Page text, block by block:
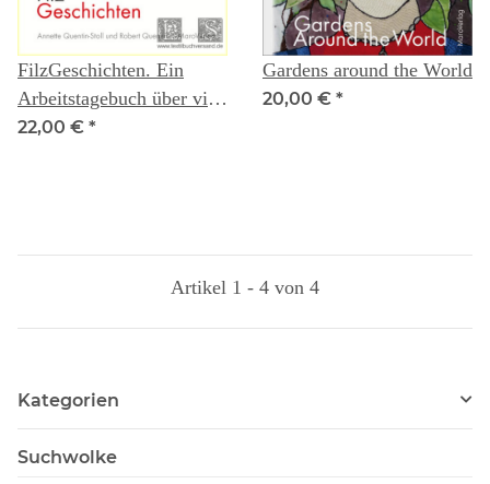
FilzGeschichten. Ein
Arbeitstagebuch über vier
Jahreszeiten - Annette
22,00 € *
Gardens around the World
20,00 € *
Artikel 1 - 4 von 4
Kategorien
Suchwolke